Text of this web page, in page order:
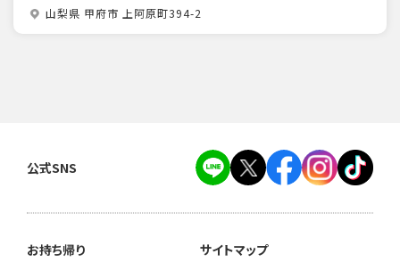
山梨県 甲府市 上阿原町394-2
公式SNS
お持ち帰り
サイトマップ